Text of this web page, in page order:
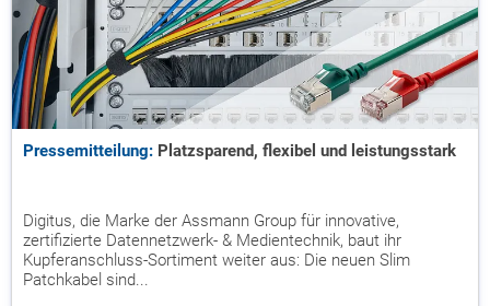
Pressemitteilung: Platzsparend, flexibel und leistungsstark
Digitus, die Marke der Assmann Group für innovative,
zertifizierte Datennetzwerk- & Medientechnik, baut ihr
Kupferanschluss-Sortiment weiter aus: Die neuen Slim
Patchkabel sind...